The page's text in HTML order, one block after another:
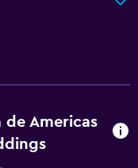
de Americas